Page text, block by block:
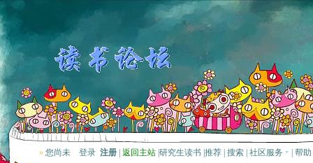
» 您尚未 登录 注册 返回主站 研究生读书 推荐 搜索 社区服务 帮助